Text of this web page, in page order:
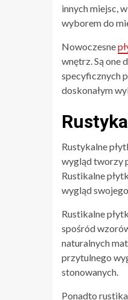
innych miejsc,
wyborem do
Nowoczesne
wnętrz. Są one
specyficznych
doskonałym
Rustykalne
wygląd tworzy
Rustikalne
wygląd
Rustikalne
spośród
naturalnych
przytulnego
stonowanych.
Ponadto